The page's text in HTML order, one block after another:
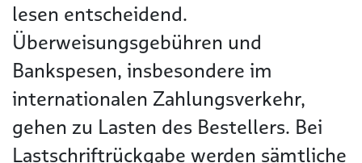
lesen entscheidend.
Überweisungsgebühren und
Bankspesen, insbesondere im
internationalen Zahlungsverkehr,
gehen zu Lasten des Bestellers. Bei
Lastschriftrückgabe werden sämtliche